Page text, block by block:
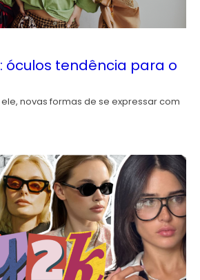
óculos tendência para o
novas formas de se expressar com